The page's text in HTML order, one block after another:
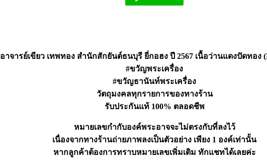
อาจารย์เขียว เทพทอง สำนักสักยันต์ธนบุรี ยี่กอฮง ปี 2567 เนื้อว่านแดงปัดทอง
#ขวัญพระเครื่อง
#ขวัญธานันท์พระเครื่อง
วัตถุมงคลทุกรายการของทางร้าน
รับประกันแท้ 100% ตลอดชีพ
หมายเลขกำกับองค์พระอาจจะไม่ตรงกับที่ลงไว้
เนื่องจากทางร้านถ่ายภาพลงเป็นตัวอย่าง เพียง 1 องค์เท่านั้น
หากลูกค้าต้องการทราบหมายเลขเพิ่มเติม ทักแชทได้เลยค่ะ